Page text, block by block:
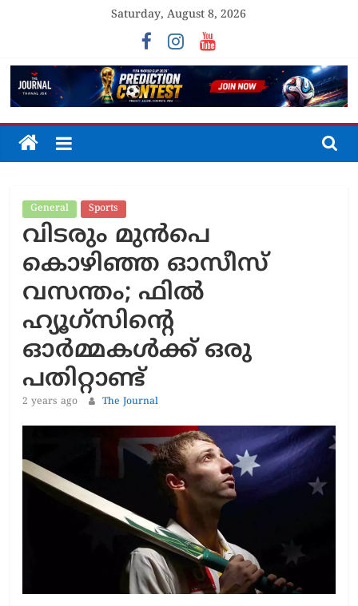
Saturday, August 8, 2026
The
Unfolding
The
General Sports
വിടരും മുൻപെ
കൊഴിഞ്ഞ ഓസീസ്
വസന്തം; ഫിൽ
ഹ്യൂഗ്‌സിന്റെ
ഓർമ്മകൾക്ക് ഒരു
പതിറ്റാണ്ട്
2 years ago The Journal